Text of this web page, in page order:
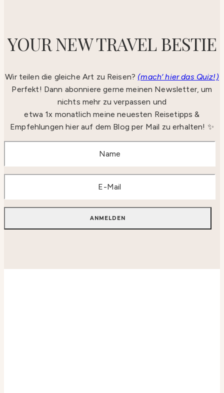
YOUR NEW TRAVEL BESTIE
Wir teilen die gleiche Art zu Reisen? (mach‘ hier das Quiz!)
Perfekt! Dann abonniere gerne meinen Newsletter, um
nichts mehr zu verpassen und
etwa 1x monatlich meine neuesten Reisetipps &
Empfehlungen hier auf dem Blog per Mail zu erhalten! ✨